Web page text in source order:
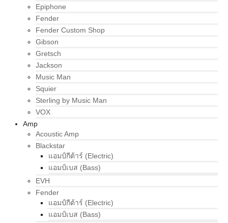
Epiphone
Fender
Fender Custom Shop
Gibson
Gretsch
Jackson
Music Man
Squier
Sterling by Music Man
VOX
Amp
Acoustic Amp
Blackstar
แอมป์กีต้าร์ (Electric)
แอมป์เบส (Bass)
EVH
Fender
แอมป์กีต้าร์ (Electric)
แอมป์เบส (Bass)